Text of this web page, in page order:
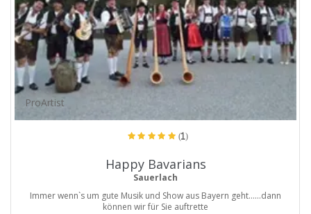
ProArtist
(1)
Happy Bavarians
Sauerlach
Immer wenn`s um gute Musik und Show aus Bayern geht......dann
können wir für Sie auftrette